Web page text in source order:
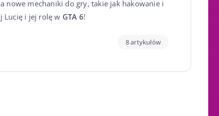
nowe mechaniki do gry, takie jak hakowanie i
Lucię i jej rolę w GTA 6!
8 artykułów